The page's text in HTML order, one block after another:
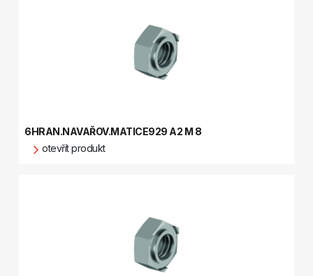
6HRAN.NAVAŘOV.MATICE929 A2 M 8
otevřít produkt